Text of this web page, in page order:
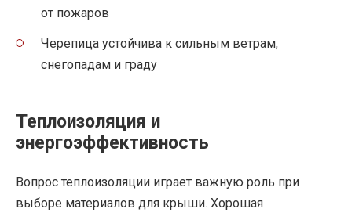
от пожаров
Черепица устойчива к сильным ветрам,
снегопадам и граду
Теплоизоляция и
энергоэффективность
Вопрос теплоизоляции играет важную роль при
выборе материалов для крыши. Хорошая